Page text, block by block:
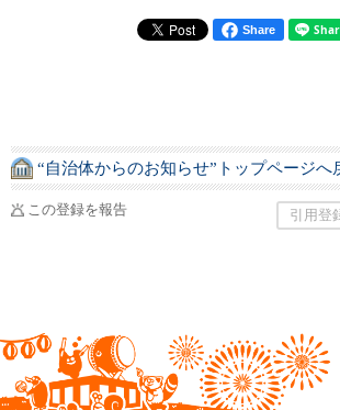
Share
“自治体からのお知らせ”トップページへ
この登録を報告 引用登